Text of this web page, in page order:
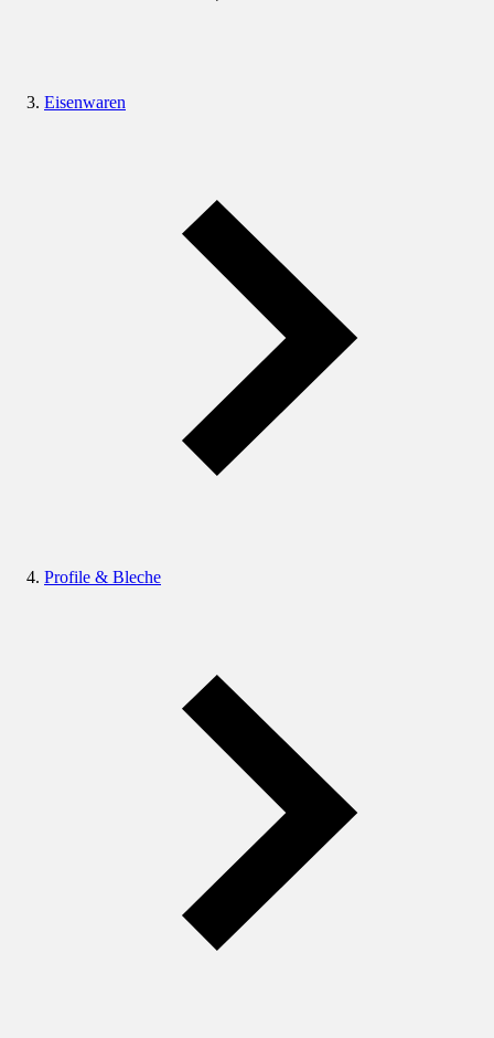
Eisenwaren
Profile & Bleche